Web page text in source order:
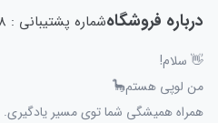
درباره فروشگاهشماره پشتیبانی : 09913743258
👋 سلام!
من لوپی هستم🦕
همراه همیشگی شما توی مسیر یادگیری.